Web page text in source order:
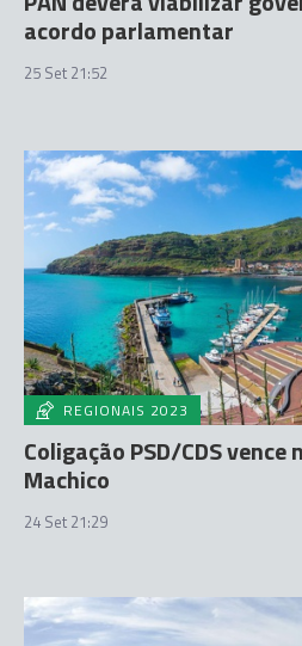
acordo parlamentar
25 Set 21:52
REGIONAIS 2023
Coligação PSD/CDS vence
Machico
24 Set 21:29